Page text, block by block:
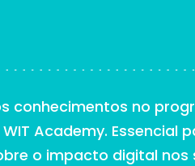
conhecimentos no
Academy. Essencial
o impacto digital nos